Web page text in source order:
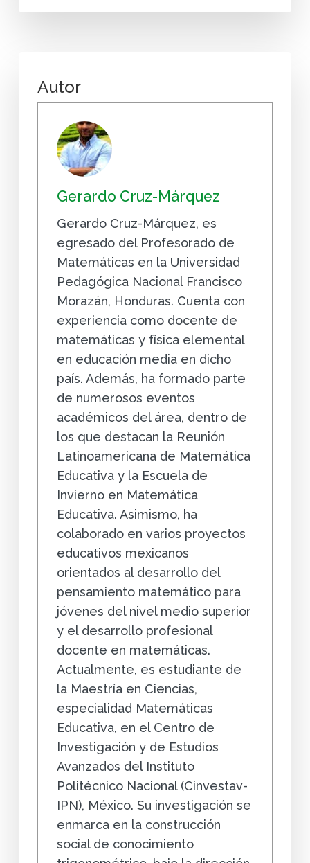
Autor
Gerardo Cruz-Márquez
Gerardo Cruz-Márquez, es
egresado del Profesorado de
Matemáticas en la Universidad
Pedagógica Nacional Francisco
Morazán, Honduras. Cuenta con
experiencia como docente de
matemáticas y física elemental
en educación media en dicho
país. Además, ha formado parte
de numerosos eventos
académicos del área, dentro de
los que destacan la Reunión
Latinoamericana de Matemática
Educativa y la Escuela de
Invierno en Matemática
Educativa. Asimismo, ha
colaborado en varios proyectos
educativos mexicanos
orientados al desarrollo del
pensamiento matemático para
jóvenes del nivel medio superior
y el desarrollo profesional
docente en matemáticas.
Actualmente, es estudiante de
la Maestría en Ciencias,
especialidad Matemáticas
Educativa, en el Centro de
Investigación y de Estudios
Avanzados del Instituto
Politécnico Nacional (Cinvestav-
IPN), México. Su investigación se
enmarca en la construcción
social de conocimiento